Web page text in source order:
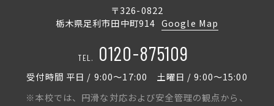
〒326-0822
栃木県足利市田中町914 Google Map
TEL. 0120-875109
受付時間 平日 / 9:00〜17:00 土曜日 / 9:00〜15:00
※本校では、円滑な対応および安全管理の観点から、